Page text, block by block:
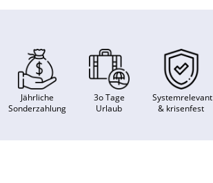
Jährliche
Sonderzahlung
3o Tage
Urlaub
Systemrelevant
& krisenfest